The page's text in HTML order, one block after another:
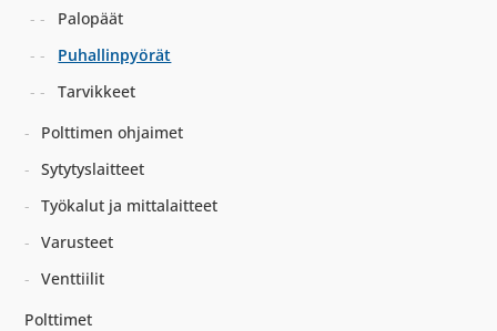
Palopäät
Puhallinpyörät
Tarvikkeet
Polttimen ohjaimet
Sytytyslaitteet
Työkalut ja mittalaitteet
Varusteet
Venttiilit
Polttimet